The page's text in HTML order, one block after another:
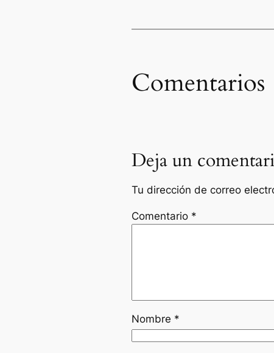
Comentarios
Deja un
Tu dirección de correo
Comentario *
Nombre *